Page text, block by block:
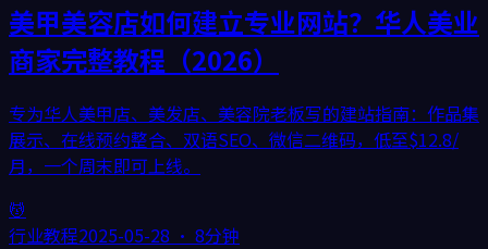
美甲美容店如何建立专业网站？华人美业
商家完整教程（2026）
专为华人美甲店、美发店、美容院老板写的建站指南：作品集
展示、在线预约整合、双语SEO、微信二维码，低至$12.8/
月，一个周末即可上线。
💆
行业教程2025-05-28 · 8分钟